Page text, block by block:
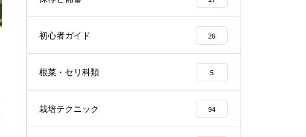
初心者ガイド 26
根菜・セリ科類 5
栽培テクニック 94